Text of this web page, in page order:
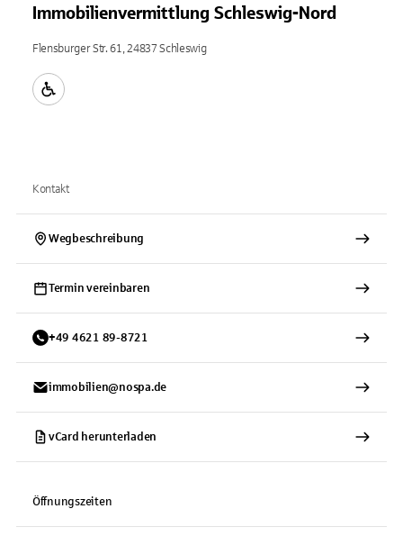
Immobilienvermittlung Schleswig-Nord
Flensburger Str. 61, 24837 Schleswig
Kontakt
Wegbeschreibung
Termin vereinbaren
+49 4621 89-8721
immobilien@nospa.de
vCard herunterladen
Öffnungszeiten